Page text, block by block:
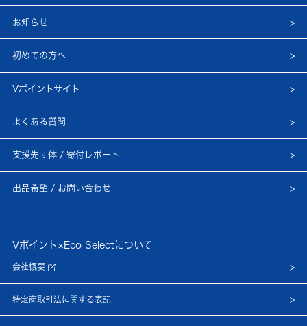
お知らせ
初めての方へ
Vポイントサイト
よくある質問
支援先団体 / 寄付レポート
出品希望 / お問い合わせ
Vポイント×Eco Selectについて
会社概要
特定商取引法に関する表記